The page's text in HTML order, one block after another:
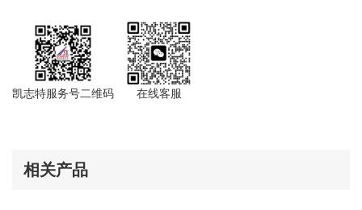
福特 翼博 B515
福特 RANGER -
福特 猛禽 -
凯志特服务号二维码 在线客服
相关产品